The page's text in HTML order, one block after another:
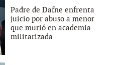
Padre de Dafne enfrenta
juicio por abuso a menor
que murió en academia
militarizada